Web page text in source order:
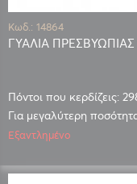
Κωδ.: 14864
ΓΥΑΛΙΑ
Πόντοι που κερδίζεις:
Για μεγαλύτερη
Εξαντλημένο